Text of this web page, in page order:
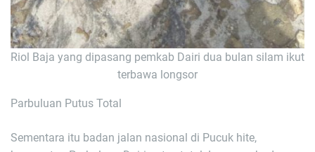
Riol Baja yang dipasang pemkab Dairi dua bulan silam ikut
terbawa longsor
Parbuluan Putus Total
Sementara itu badan jalan nasional di Pucuk hite,